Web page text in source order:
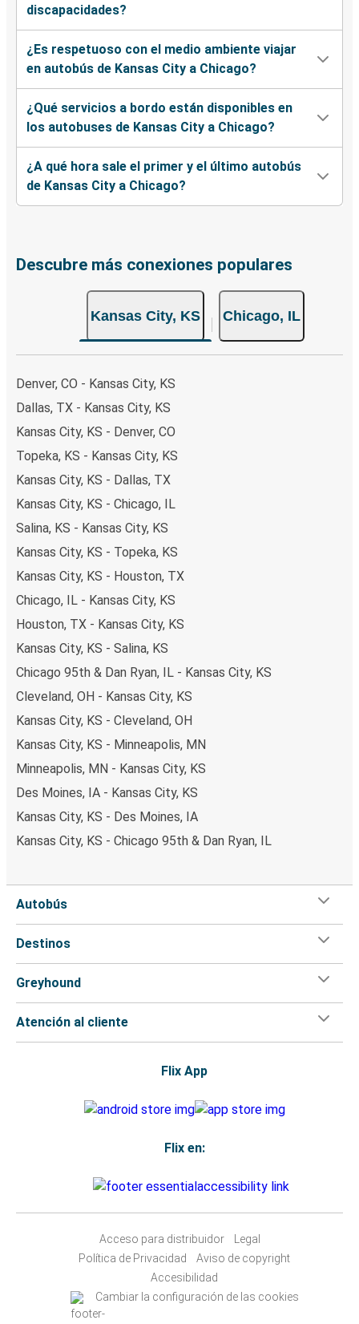
discapacidades?
¿Es respetuoso con el medio ambiente viajar
en autobús de Kansas City a Chicago?
¿Qué servicios a bordo están disponibles en
los autobuses de Kansas City a Chicago?
¿A qué hora sale el primer y el último autobús
de Kansas City a Chicago?
Descubre más conexiones populares
Kansas City, KS Chicago, IL
Denver, CO - Kansas City, KS
Dallas, TX - Kansas City, KS
Kansas City, KS - Denver, CO
Topeka, KS - Kansas City, KS
Kansas City, KS - Dallas, TX
Kansas City, KS - Chicago, IL
Salina, KS - Kansas City, KS
Kansas City, KS - Topeka, KS
Kansas City, KS - Houston, TX
Chicago, IL - Kansas City, KS
Houston, TX - Kansas City, KS
Kansas City, KS - Salina, KS
Chicago 95th & Dan Ryan, IL - Kansas City, KS
Cleveland, OH - Kansas City, KS
Kansas City, KS - Cleveland, OH
Kansas City, KS - Minneapolis, MN
Minneapolis, MN - Kansas City, KS
Des Moines, IA - Kansas City, KS
Kansas City, KS - Des Moines, IA
Kansas City, KS - Chicago 95th & Dan Ryan, IL
Autobús
Destinos
Greyhound
Atención al cliente
Flix App
Flix en:
Acceso para distribuidor
Legal
Política de Privacidad
Aviso de copyright
Accesibilidad
Cambiar la configuración de las cookies